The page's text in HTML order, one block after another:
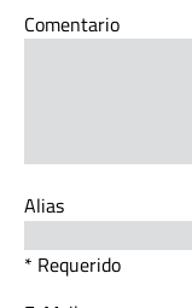
Comentario
Alias
* Requerido